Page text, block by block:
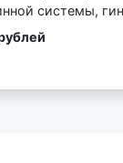
системы,